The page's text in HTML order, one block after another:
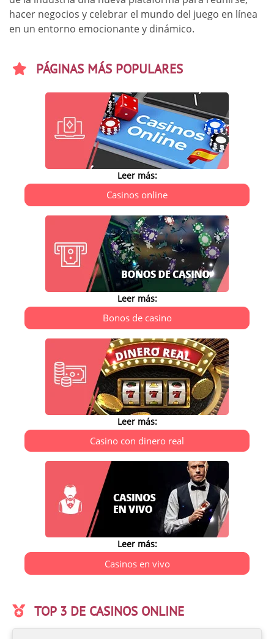
hacer negocios y celebrar el mundo del juego en línea
en un entorno emocionante y dinámico.
PÁGINAS MÁS POPULARES
Leer más:
Casinos online
Leer más:
Bonos de casino
Leer más:
Casino con dinero real
Leer más:
Casinos en vivo
TOP 3 DE CASINOS ONLINE